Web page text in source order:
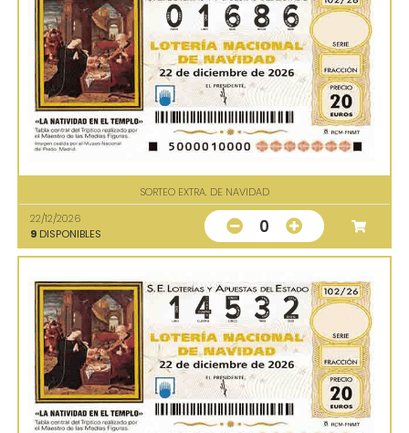
SORTEO EXTRA. DE NAVIDAD
22/12/2026
9 DISPONIBLES 0